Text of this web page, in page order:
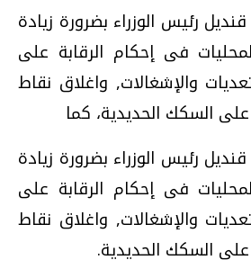
رئيس الوزراء بضرورة زيادة
فى إحكام الرقابة على
والإشغالات, واغلاق نقاط
على السكك الحديدية، كما
رئيس الوزراء بضرورة زيادة
فى إحكام الرقابة على
والإشغالات, واغلاق نقاط
على السكك الحديدية.